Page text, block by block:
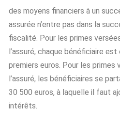
des moyens financiers à un
assurée n’entre pas dans la
fiscalité. Pour les primes
l’assuré, chaque bénéficiaire
premiers euros. Pour les primes
l’assuré, les bénéficiaires se
30 500 euros, à laquelle il faut
intérêts.